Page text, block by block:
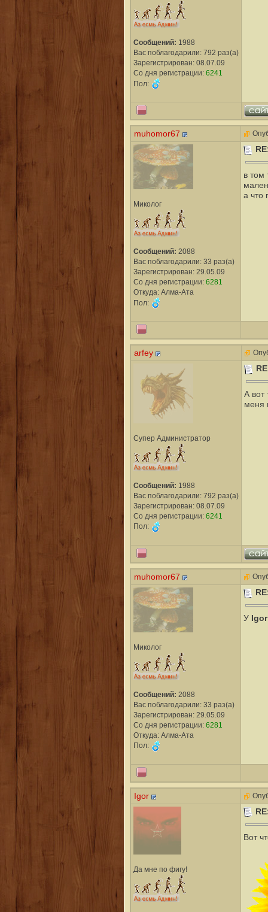
Сообщений: 1988
Вас поблагодарили: 792 раз(а)
Зарегистрирован: 08.07.09
Со дня регистрации: 6241
Пол:
muhomor67
Миколог
Сообщений: 2088
Вас поблагодарили: 33 раз(а)
Зарегистрирован: 29.05.09
Со дня регистрации: 6281
Откуда: Алма-Ата
Пол:
в том
а что
arfey
Супер Администратор
Сообщений: 1988
Вас поблагодарили: 792 раз(а)
Зарегистрирован: 08.07.09
Со дня регистрации: 6241
Пол:
А вот
меня
muhomor67
Миколог
Сообщений: 2088
Вас поблагодарили: 33 раз(а)
Зарегистрирован: 29.05.09
Со дня регистрации: 6281
Откуда: Алма-Ата
Пол:
У Igor
Igor
Да мне по фигу!
Вот